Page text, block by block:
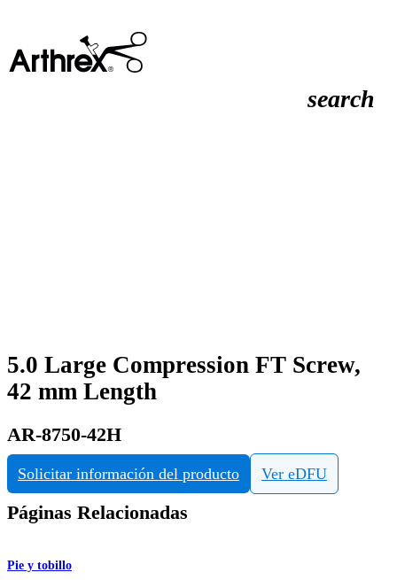
search
5.0 Large Compression FT Screw,
42 mm Length
AR-8750-42H
Solicitar información del producto Ver eDFU
Páginas Relacionadas
Pie y tobillo